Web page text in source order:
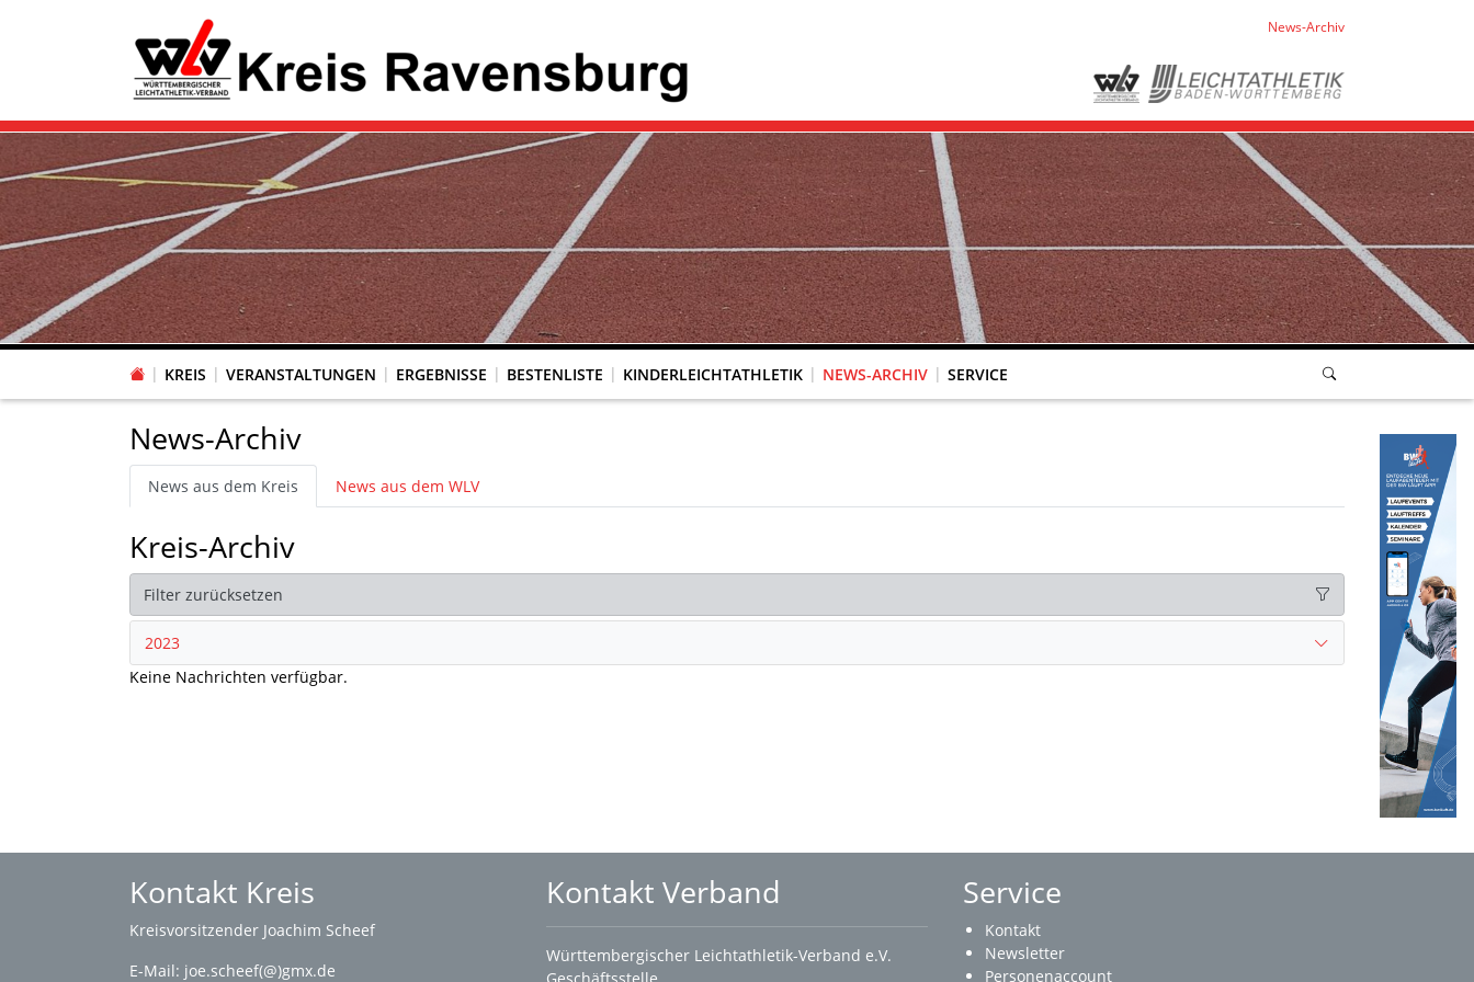
News-Archiv
KREIS VERANSTALTUNGEN ERGEBNISSE BESTENLISTE KINDERLEICHTATHLETIK NEWS-ARCHIV SERVICE
News-Archiv
News aus dem Kreis News aus dem WLV
Kreis-Archiv
Filter zurücksetzen
2023
Keine Nachrichten verfügbar.
Kontakt Kreis
Kreisvorsitzender Joachim Scheef
E-Mail: joe.scheef(@)gmx.de
Kontakt Verband
Württembergischer Leichtathletik-Verband e.V.
Service
Kontakt
Newsletter
Personenaccount